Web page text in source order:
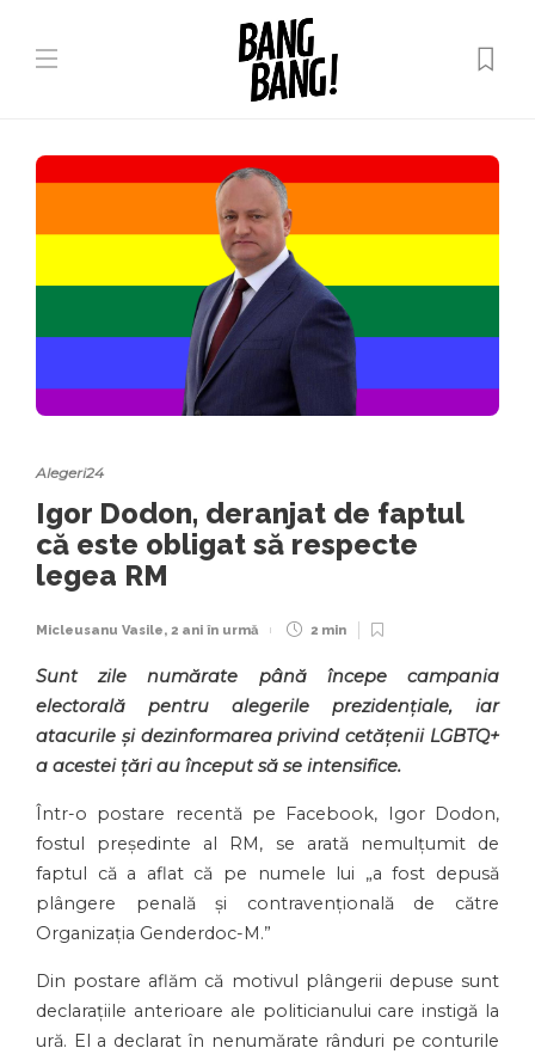
Alegeri24
Igor Dodon, deranjat de faptul
că este obligat să respecte
legea RM
Micleusanu Vasile, 2 ani în urmă 2 min
Sunt zile numărate până începe campania
electorală pentru alegerile prezidențiale, iar
atacurile și dezinformarea privind cetățenii LGBTQ+
a acestei țări au început să se intensifice.
Într-o postare recentă pe Facebook, Igor Dodon,
fostul președinte al RM, se arată nemulțumit de
faptul că a aflat că pe numele lui „a fost depusă
plângere penală și contravențională de către
Organizația Genderdoc-M.”
Din postare aflăm că motivul plângerii depuse sunt
declarațiile anterioare ale politicianului care instigă la
ură. El a declarat în nenumărate rânduri pe conturile